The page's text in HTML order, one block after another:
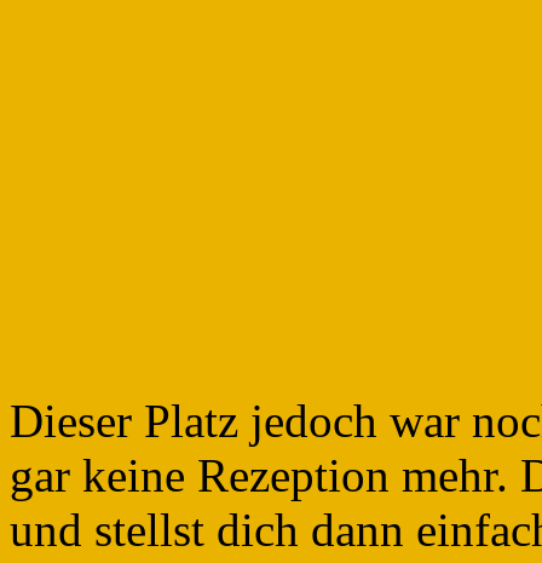
Dieser Platz jedoch war
gar keine Rezeption mehr.
und stellst dich dann